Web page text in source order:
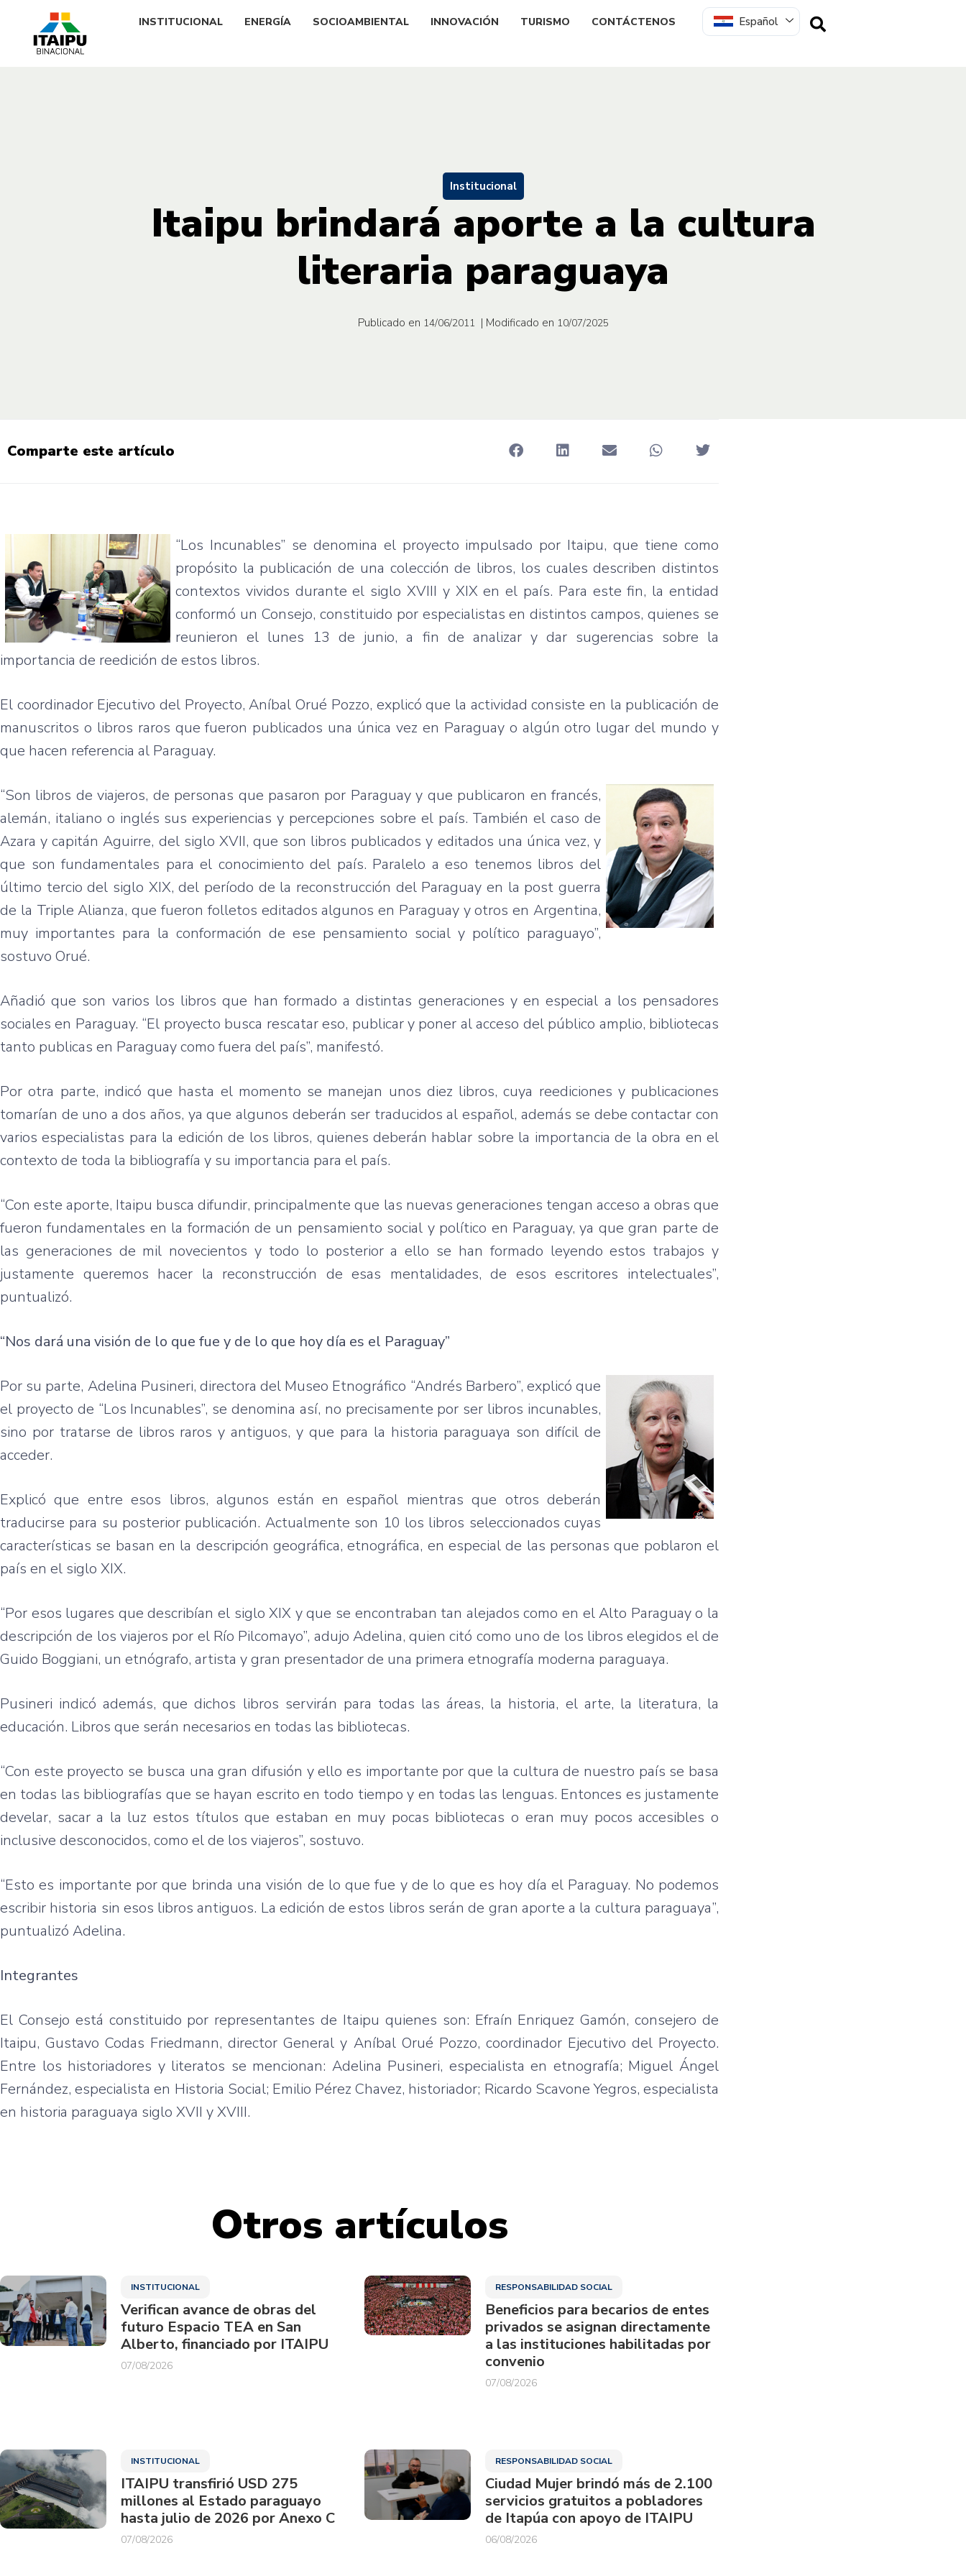
INSTITUCIONAL ENERGÍA SOCIOAMBIENTAL INNOVACIÓN TURISMO CONTÁCTENOS Español
Institucional
Itaipu brindará aporte a la cultura
literaria paraguaya
Publicado en 14/06/2011 | Modificado en 10/07/2025
Comparte este artículo
“Los Incunables” se denomina el proyecto impulsado por Itaipu, que tiene como
propósito la publicación de una colección de libros, los cuales describen distintos
contextos vividos durante el siglo XVIII y XIX en el país. Para este fin, la entidad
conformó un Consejo, constituido por especialistas en distintos campos, quienes se
reunieron el lunes 13 de junio, a fin de analizar y dar sugerencias sobre la
importancia de reedición de estos libros.
El coordinador Ejecutivo del Proyecto, Aníbal Orué Pozzo, explicó que la actividad consiste en la publicación de
manuscritos o libros raros que fueron publicados una única vez en Paraguay o algún otro lugar del mundo y
que hacen referencia al Paraguay.
“Son libros de viajeros, de personas que pasaron por Paraguay y que publicaron en francés,
alemán, italiano o inglés sus experiencias y percepciones sobre el país. También el caso de
Azara y capitán Aguirre, del siglo XVII, que son libros publicados y editados una única vez, y
que son fundamentales para el conocimiento del país. Paralelo a eso tenemos libros del
último tercio del siglo XIX, del período de la reconstrucción del Paraguay en la post guerra
de la Triple Alianza, que fueron folletos editados algunos en Paraguay y otros en Argentina,
muy importantes para la conformación de ese pensamiento social y político paraguayo”,
sostuvo Orué.
Añadió que son varios los libros que han formado a distintas generaciones y en especial a los pensadores
sociales en Paraguay. “El proyecto busca rescatar eso, publicar y poner al acceso del público amplio, bibliotecas
tanto publicas en Paraguay como fuera del país”, manifestó.
Por otra parte, indicó que hasta el momento se manejan unos diez libros, cuya reediciones y publicaciones
tomarían de uno a dos años, ya que algunos deberán ser traducidos al español, además se debe contactar con
varios especialistas para la edición de los libros, quienes deberán hablar sobre la importancia de la obra en el
contexto de toda la bibliografía y su importancia para el país.
“Con este aporte, Itaipu busca difundir, principalmente que las nuevas generaciones tengan acceso a obras que
fueron fundamentales en la formación de un pensamiento social y político en Paraguay, ya que gran parte de
las generaciones de mil novecientos y todo lo posterior a ello se han formado leyendo estos trabajos y
justamente queremos hacer la reconstrucción de esas mentalidades, de esos escritores intelectuales”,
puntualizó.
“Nos dará una visión de lo que fue y de lo que hoy día es el Paraguay”
Por su parte, Adelina Pusineri, directora del Museo Etnográfico “Andrés Barbero”, explicó que
el proyecto de “Los Incunables”, se denomina así, no precisamente por ser libros incunables,
sino por tratarse de libros raros y antiguos, y que para la historia paraguaya son difícil de
acceder.
Explicó que entre esos libros, algunos están en español mientras que otros deberán
traducirse para su posterior publicación. Actualmente son 10 los libros seleccionados cuyas
características se basan en la descripción geográfica, etnográfica, en especial de las personas que poblaron el
país en el siglo XIX.
“Por esos lugares que describían el siglo XIX y que se encontraban tan alejados como en el Alto Paraguay o la
descripción de los viajeros por el Río Pilcomayo”, adujo Adelina, quien citó como uno de los libros elegidos el de
Guido Boggiani, un etnógrafo, artista y gran presentador de una primera etnografía moderna paraguaya.
Pusineri indicó además, que dichos libros servirán para todas las áreas, la historia, el arte, la literatura, la
educación. Libros que serán necesarios en todas las bibliotecas.
“Con este proyecto se busca una gran difusión y ello es importante por que la cultura de nuestro país se basa
en todas las bibliografías que se hayan escrito en todo tiempo y en todas las lenguas. Entonces es justamente
develar, sacar a la luz estos títulos que estaban en muy pocas bibliotecas o eran muy pocos accesibles o
inclusive desconocidos, como el de los viajeros”, sostuvo.
“Esto es importante por que brinda una visión de lo que fue y de lo que es hoy día el Paraguay. No podemos
escribir historia sin esos libros antiguos. La edición de estos libros serán de gran aporte a la cultura paraguaya”,
puntualizó Adelina.
Integrantes
El Consejo está constituido por representantes de Itaipu quienes son: Efraín Enriquez Gamón, consejero de
Itaipu, Gustavo Codas Friedmann, director General y Aníbal Orué Pozzo, coordinador Ejecutivo del Proyecto.
Entre los historiadores y literatos se mencionan: Adelina Pusineri, especialista en etnografía; Miguel Ángel
Fernández, especialista en Historia Social; Emilio Pérez Chavez, historiador; Ricardo Scavone Yegros, especialista
en historia paraguaya siglo XVII y XVIII.
Otros artículos
INSTITUCIONAL
Verifican avance de obras del
futuro Espacio TEA en San
Alberto, financiado por ITAIPU
07/08/2026
RESPONSABILIDAD SOCIAL
Beneficios para becarios de entes
privados se asignan directamente
a las instituciones habilitadas por
convenio
07/08/2026
INSTITUCIONAL
ITAIPU transfirió USD 275
millones al Estado paraguayo
hasta julio de 2026 por Anexo C
07/08/2026
RESPONSABILIDAD SOCIAL
Ciudad Mujer brindó más de 2.100
servicios gratuitos a pobladores
de Itapúa con apoyo de ITAIPU
06/08/2026